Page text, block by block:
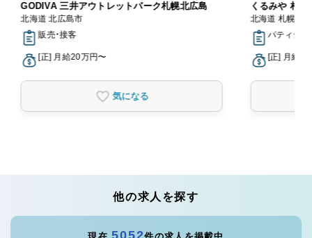
GODIVA 三井アウトレットパーク札幌北広島
北海道 北広島市
販売・接客
[正] 月給20万円〜
気になる
くるみや 札幌
北海道 札幌市
パティシエ
[正] 月給
他の求人を探す